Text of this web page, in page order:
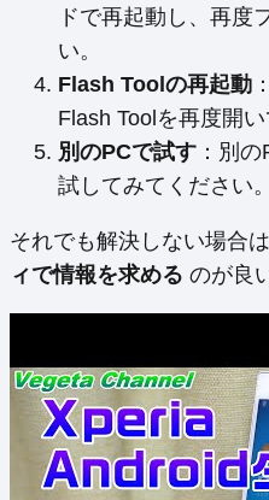
ドで再起動し、再度
い。
Flash Toolの再起動
Flash Toolを再度開い
別のPCで試す ：別
試してみてください。
それでも解決しない場合は
ィで情報を求める のが良